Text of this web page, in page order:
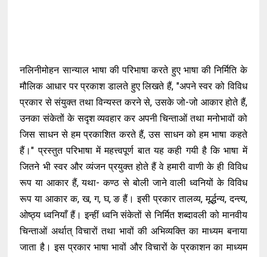
नलिनीमोहन सान्याल भाषा की परिभाषा करते हुए भाषा की निर्मिति के
मौलिक आधार पर प्रकाश डालते हुए लिखते हैं, "अपने स्वर को विविध
प्रकार से संयुक्त तथा विन्यस्त करने से, उसके जो-जो आकार होते हैं,
उनका संकेतों के सदृश व्यवहार कर अपनी चिन्ताओं तथा मनोभावों को
जिस साधन से हम प्रकाशित करते हैं, उस साधन को हम भाषा कहते
हैं।" प्रस्तुत परिभाषा में महत्त्वपूर्ण बात यह कही गयी है कि भाषा में
जितने भी स्वर और व्यंजन प्रयुक्त होते हैं वे हमारी वाणी के ही विविध
रूप या आकार हैं, यथा- कण्ठ से बोली जाने वाली ध्वनियों के विविध
रूप या आकार क, ख, ग, घ, ङ हैं। इसी प्रकार तालव्य, मूर्द्धन्य, दन्त्य,
ओष्ठ्य ध्वनियाँ हैं। इन्हीं ध्वनि संकेतों से निर्मित शब्दावली को मानवीय
चिन्ताओं अर्थात् विचारों तथा भावों की अभिव्यक्ति का माध्यम बनाया
जाता है। इस प्रकार भाषा भावों और विचारों के प्रकाशन का माध्यम